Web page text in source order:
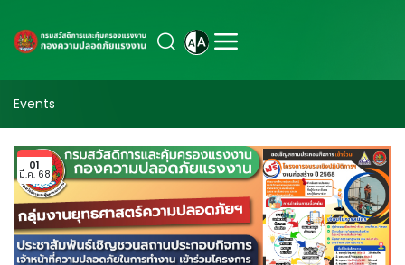
Events
01
มี.ค. 68